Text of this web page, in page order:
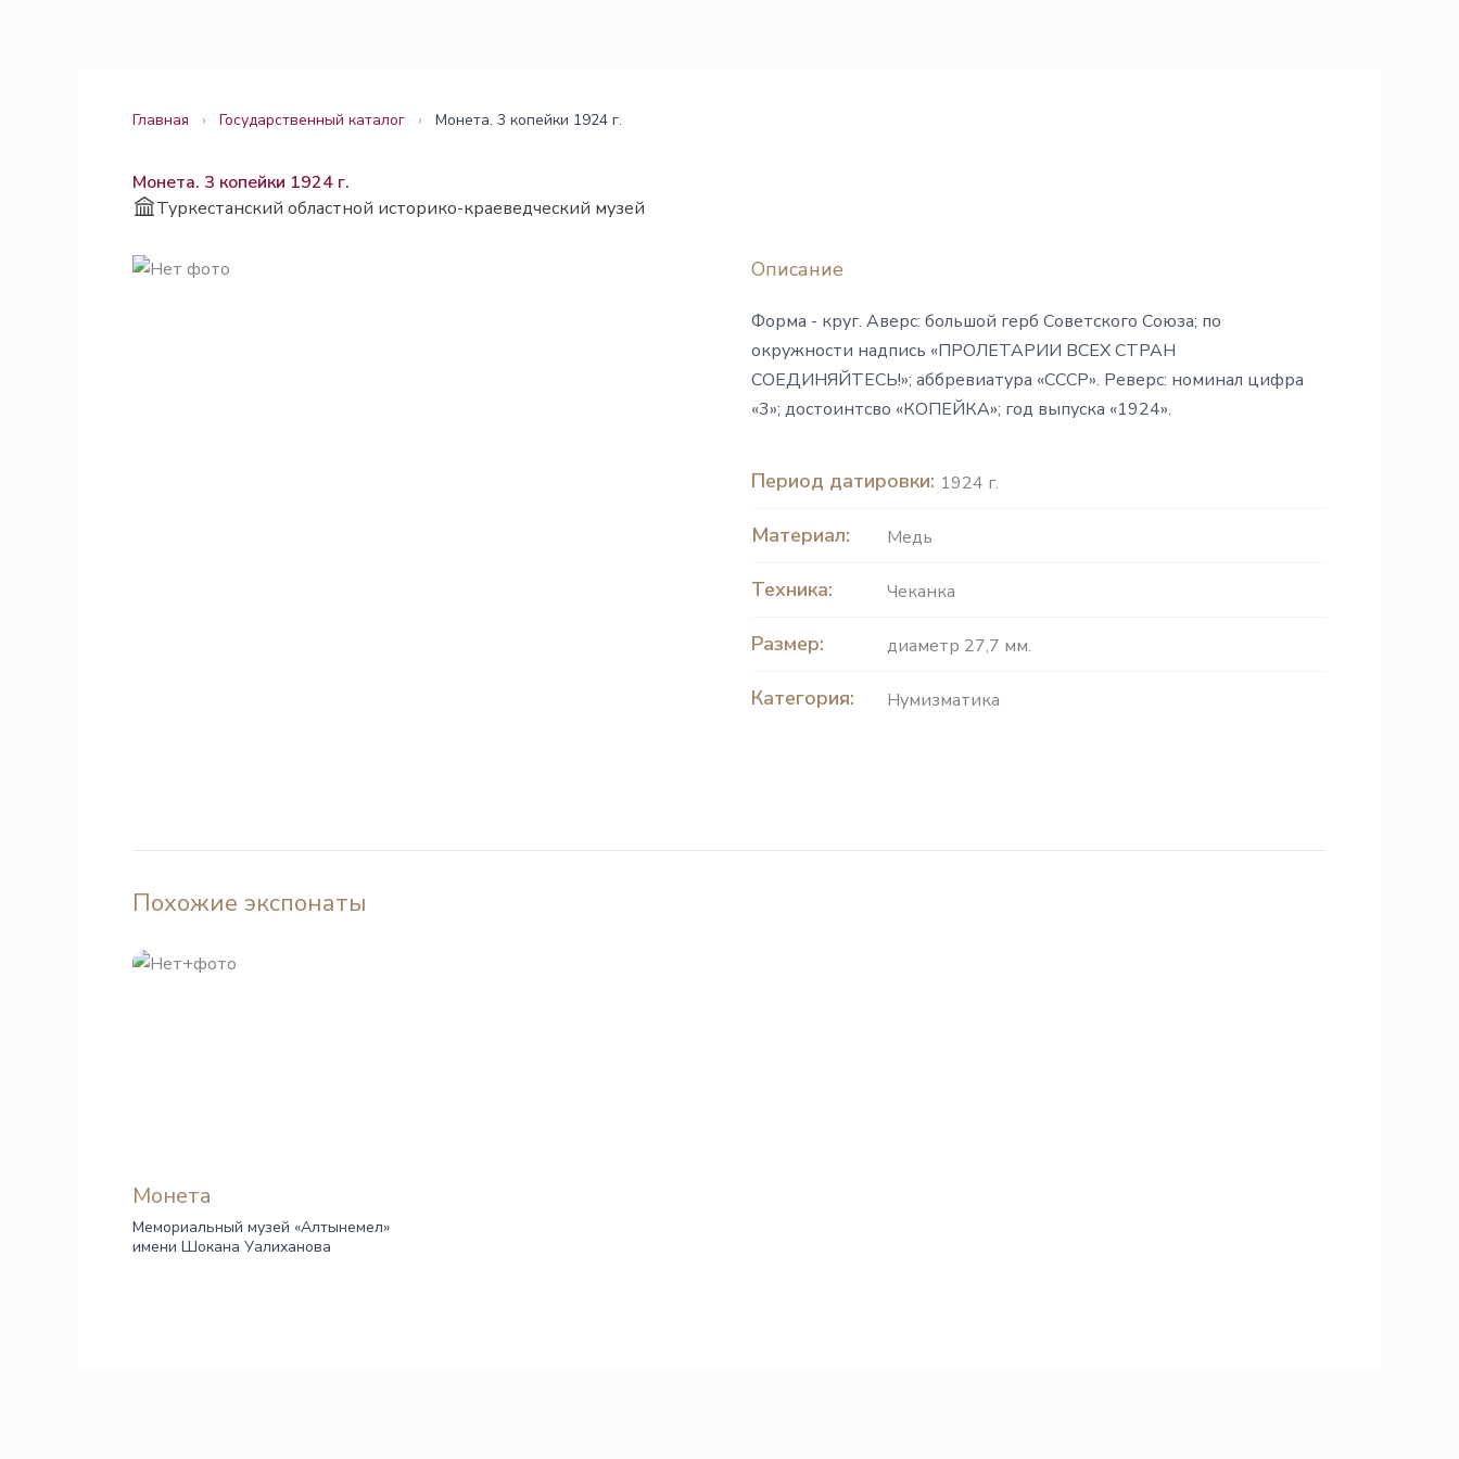
Главная › Государственный каталог › Монета. 3 копейки 1924 г.
Монета. 3 копейки 1924 г.
Туркестанский областной историко-краеведческий музей
Описание
Форма - круг. Аверс: большой герб Советского Союза; по
окружности надпись «ПРОЛЕТАРИИ ВСЕХ СТРАН
СОЕДИНЯЙТЕСЬ!»; аббревиатура «СССР». Реверс: номинал цифра
«3»; достоинтсво «КОПЕЙКА»; год выпуска «1924».
Период датировки: 1924 г.
Материал: Медь
Техника: Чеканка
Размер: диаметр 27,7 мм.
Категория: Нумизматика
Похожие экспонаты
Монета
Мемориальный музей «Алтынемел»
имени Шокана Уалиханова